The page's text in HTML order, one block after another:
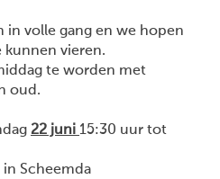
in volle gang en we hopen
kunnen vieren.
te worden met
oud.
22 juni 15:30 uur tot
Scheemda